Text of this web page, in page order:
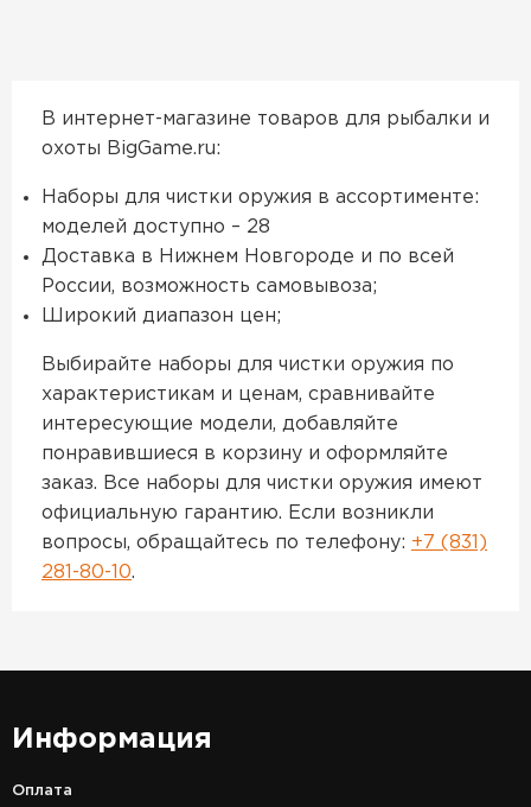
В интернет-магазине товаров для рыбалки и
охоты BigGame.ru:
Наборы для чистки оружия в ассортименте:
моделей доступно – 28
Доставка в Нижнем Новгороде и по всей
России, возможность самовывоза;
Широкий диапазон цен;
Выбирайте наборы для чистки оружия по
характеристикам и ценам, сравнивайте
интересующие модели, добавляйте
понравившиеся в корзину и оформляйте
заказ. Все наборы для чистки оружия имеют
официальную гарантию. Если возникли
вопросы, обращайтесь по телефону: +7 (831)
281-80-10.
Информация
Оплата